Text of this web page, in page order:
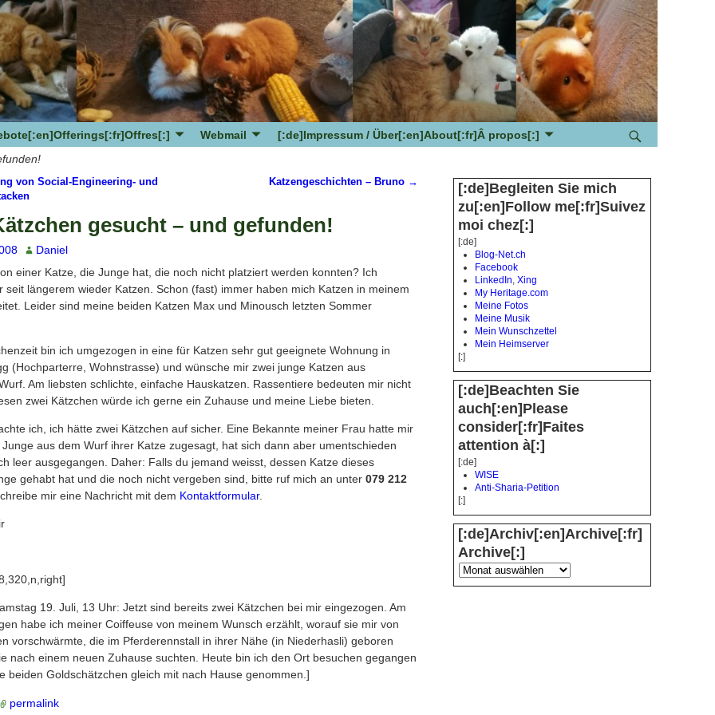
Webmail
[:de]Impressum / Über[:en]About[:fr]Â propos[:]
von Social-Engineering- und
Katzengeschichten – Bruno →
gesucht – und gefunden!
Daniel
einer Katze, die Junge hat, die noch nicht platziert werden konnten? Ich
seit längerem wieder Katzen. Schon (fast) immer haben mich Katzen in meinem
Leider sind meine beiden Katzen Max und Minousch letzten Sommer
bin ich umgezogen in eine für Katzen sehr gut geeignete Wohnung in
(Hochparterre, Wohnstrasse) und wünsche mir zwei junge Katzen aus
Am liebsten schlichte, einfache Hauskatzen. Rassentiere bedeuten mir nicht
zwei Kätzchen würde ich gerne ein Zuhause und meine Liebe bieten.
ich, ich hätte zwei Kätzchen auf sicher. Eine Bekannte meiner Frau hatte mir
Junge aus dem Wurf ihrer Katze zugesagt, hat sich dann aber umentschieden
leer ausgegangen. Daher: Falls du jemand weisst, dessen Katze dieses
gehabt hat und die noch nicht vergeben sind, bitte ruf mich an unter 079 212
mir eine Nachricht mit dem Kontaktformular.
19. Juli, 13 Uhr: Jetzt sind bereits zwei Kätzchen bei mir eingezogen. Am
habe ich meiner Coiffeuse von meinem Wunsch erzählt, worauf sie mir von
vorschwärmte, die im Pferderennstall in ihrer Nähe (in Niederhasli) geboren
nach einem neuen Zuhause suchten. Heute bin ich den Ort besuchen gegangen
beiden Goldschätzchen gleich mit nach Hause genommen.]
permalink
[:de]Begleiten Sie mich
zu[:en]Follow me[:fr]Suivez
moi chez[:]
[:de]
Blog-Net.ch
Facebook
LinkedIn,Xing
My Heritage.com
Meine Fotos
Meine Musik
Mein Wunschzettel
Mein Heimserver
[:]
[:de]Beachten Sie
auch[:en]Please
consider[:fr]Faites
attention à[:]
[:de]
WISE
Anti-Sharia-Petition
[:]
[:de]Archiv[:en]Archive[:fr]
Archive[:]